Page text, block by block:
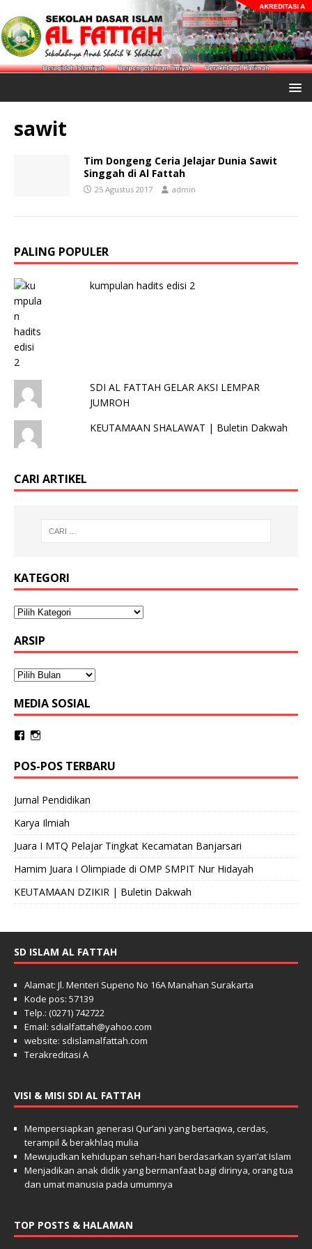
sawit
Tim Dongeng Ceria Jelajar Dunia Sawit
Singgah di Al Fattah
25 Agustus 2017 admin
PALING POPULER
kumpulan hadits edisi 2
SDI AL FATTAH GELAR AKSI LEMPAR
JUMROH
KEUTAMAAN SHALAWAT | Buletin Dakwah
CARI ARTIKEL
KATEGORI
ARSIP
MEDIA SOSIAL
POS-POS TERBARU
Jurnal Pendidikan
Karya Ilmiah
Juara I MTQ Pelajar Tingkat Kecamatan Banjarsari
Hamim Juara I Olimpiade di OMP SMPIT Nur Hidayah
KEUTAMAAN DZIKIR | Buletin Dakwah
SD ISLAM AL FATTAH
Alamat: Jl. Menteri Supeno No 16A Manahan Surakarta
Kode pos: 57139
Telp.: (0271) 742722
Email: sdialfattah@yahoo.com
website: sdislamalfattah.com
Terakreditasi A
VISI & MISI SDI AL FATTAH
Mempersiapkan generasi Qur’ani yang bertaqwa, cerdas,
terampil & berakhlaq mulia
Mewujudkan kehidupan sehari-hari berdasarkan syari’at Islam
Menjadikan anak didik yang bermanfaat bagi dirinya, orang tua
dan umat manusia pada umumnya
TOP POSTS & HALAMAN